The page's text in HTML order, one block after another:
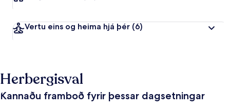
Vertu eins og heima hjá þér (6)
Herbergisval
Kannaðu framboð fyrir þessar dagsetningar